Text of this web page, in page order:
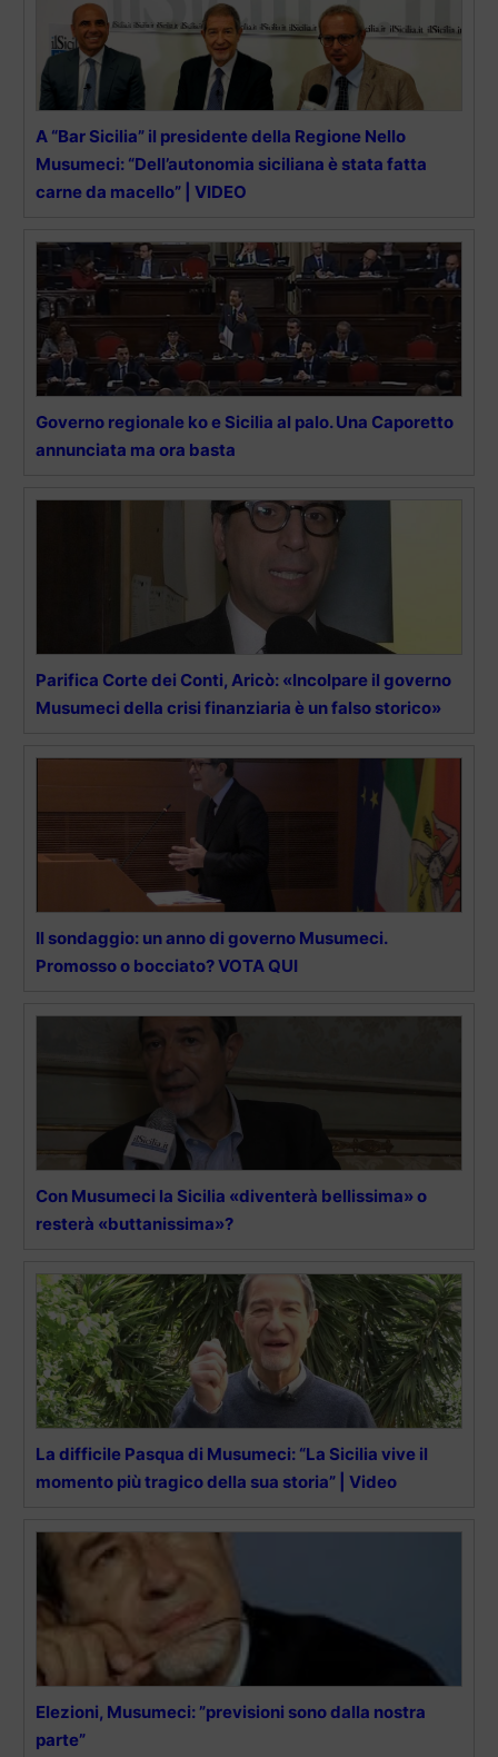
A “Bar Sicilia” il presidente della Regione Nello
Musumeci: “Dell’autonomia siciliana è stata fatta
carne da macello” | VIDEO
Governo regionale ko e Sicilia al palo. Una Caporetto
annunciata ma ora basta
Parifica Corte dei Conti, Aricò: «Incolpare il governo
Musumeci della crisi finanziaria è un falso storico»
Il sondaggio: un anno di governo Musumeci.
Promosso o bocciato? VOTA QUI
Con Musumeci la Sicilia «diventerà bellissima» o
resterà «buttanissima»?
La difficile Pasqua di Musumeci: “La Sicilia vive il
momento più tragico della sua storia” | Video
Elezioni, Musumeci: ”previsioni sono dalla nostra
parte”